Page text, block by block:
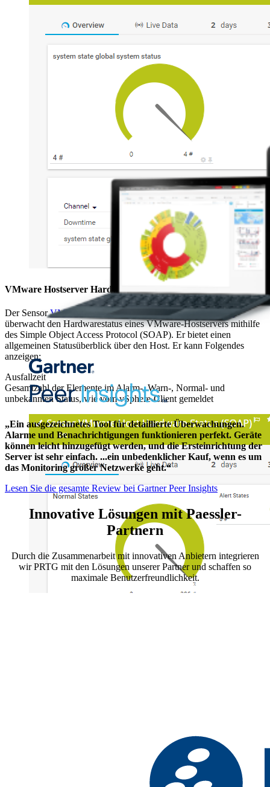
VMware Hostserver Hardware-Zustand (SOAP)
Der SensorVMware Hostserver Hardware-Zustand (SOAP)
überwacht den Hardwarestatus eines VMware-Hostservers mithilfe
des Simple Object Access Protocol (SOAP). Er bietet einen
allgemeinen Statusüberblick über den Host. Er kann Folgendes
anzeigen:
Ausfallzeit
Gesamtzahl der Elemente im Alarm-, Warn-, Normal- und
unbekannten Status, wie vom vSphere-Client gemeldet
„Ein ausgezeichnetes Tool für detaillierte Überwachungen.
Alarme und Benachrichtigungen funktionieren perfekt. Geräte
können leicht hinzugefügt werden, und die Ersteinrichtung der
Server ist sehr einfach. ...ein unbedenklicher Kauf, wenn es um
das Monitoring großer Netzwerke geht.“
Lesen Sie die gesamte Review bei Gartner Peer Insights
Innovative Lösungen mit Paessler-
Partnern
Durch die Zusammenarbeit mit innovativen Anbietern integrieren
wir PRTG mit den Lösungen unserer Partner und schaffen so
maximale Benutzerfreundlichkeit.